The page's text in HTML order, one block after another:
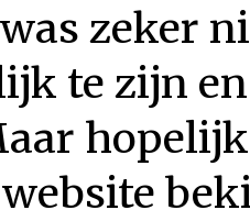
zeker
te zijn